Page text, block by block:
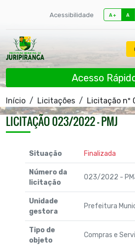
Acessibilidade A+ A
Acesso
Início Licitações Licitação nº
LICITAÇÃO 023/2022 - PMJ
Situação Finalizada
Número da
licitação
023/2022 -
Unidade
gestora
Prefeitura
Tipo de
objeto
Compras e